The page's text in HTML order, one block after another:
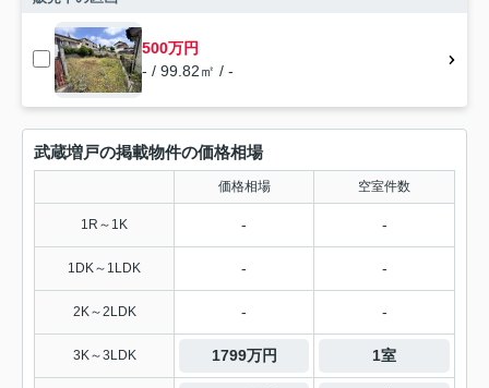
500万円
- / 99.82㎡ / -
武蔵増戸の掲載物件の価格相場
価格相場 空室件数
1R～1K - -
1DK～1LDK - -
2K～2LDK - -
3K～3LDK 1799万円 1室